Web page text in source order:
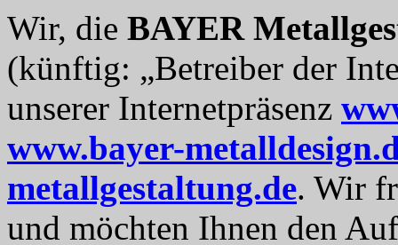
Wir, die BAYER
(künftig: „Betreiber der
unserer Internetpräsenz
www.bayer-
metallgestaltung.de. Wir
und möchten Ihnen den